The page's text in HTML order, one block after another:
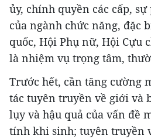
ủy, chính quyền các cấp,
của ngành chức năng, đặc
quốc, Hội Phụ nữ, Hội Cựu
là nhiệm vụ trọng tâm,
Trước hết, cần tăng cường
tác tuyên truyền về giới và
lụy và hậu quả của vấn đề
tính khi sinh; tuyên truyền